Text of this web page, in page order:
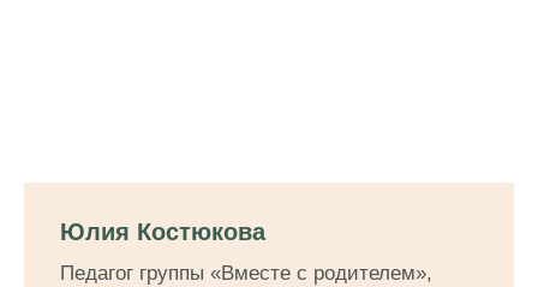
Юлия Костюкова
Педагог группы «Вместе с родителем»,